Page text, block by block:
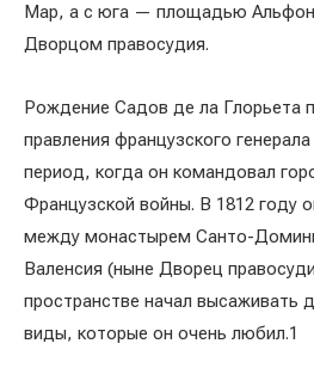
Мар, а с юга — площадью
Дворцом правосудия.
Рождение Садов де ла Глорьета
правления французского
период, когда он командовал
Французской войны. В 1812 году
между монастырем Санто-
Валенсия (ныне Дворец
пространстве начал высаживать
виды, которые он очень любил.1